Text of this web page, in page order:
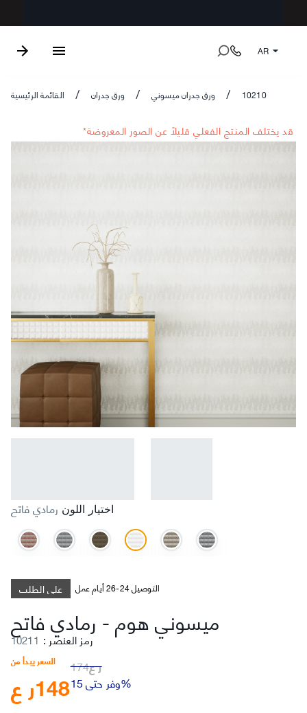
AR
القائمة الرئيسية / ورق جدران / ورق جدران ميسوني / 10210
*قد يختلف المنتج الفعلي قليلاً عن الصور المعروضة
اختيار اللون رمادي فاتح
على الطلب التوصيل 24-26 أيام عمل
ميسوني هوم-
رمز العنصر :
10211
السعر يبدأ من
ر ع148
ر ع174
وفر حتى 15%